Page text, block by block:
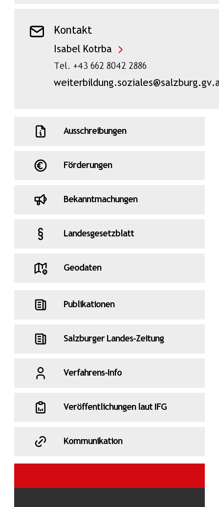
Kontakt
Isabel Kotrba
Tel. +43 662 8042 2886
Ausschreibungen
Förderungen
Bekanntmachungen
Landesgesetzblatt
Geodaten
Publikationen
Salzburger Landes-Zeitung
Verfahrens-Info
Veröffentlichungen laut IFG
Kommunikation